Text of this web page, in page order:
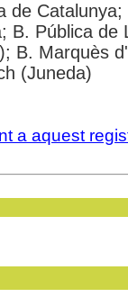
de
B. Pública de
B. Marquès
(Juneda)
a aquest